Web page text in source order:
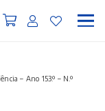
– Ano 153.º – N.º